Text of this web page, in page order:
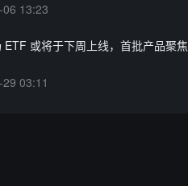
13:23
ETF 或将于下周上线，首批产品聚
03:11